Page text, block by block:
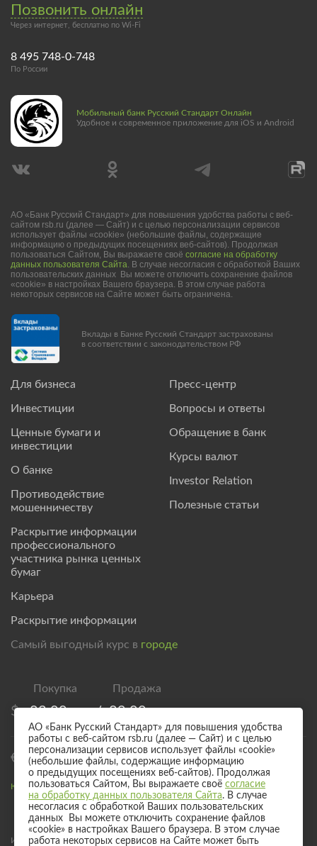
Позвонить онлайн
Через интернет, бесплатно по Wi-Fi
8 495 748-0-748
По России
Для бизнеса
Инвестиции
Ценные бумаги и
инвестиции
О банке
Противодействие
мошенничеству
Раскрытие информации
профессионального
участника рынка ценных
бумаг
Карьера
Раскрытие информации
Пресс-центр
Вопросы и ответы
Обращение в банк
Курсы валют
Investor Relation
Полезные статьи
Мобильный банк Русский Стандарт Онлайн
Удобное и современное приложение для iOS и Android
АО «Банк Русский Стандарт» для повышения удобства работы с веб-
сайтом rsb.ru (далее — Сайт) и с целью персонализации сервисов
использует файлы «cookie» (небольшие файлы, содержащие
информацию о предыдущих посещениях веб-сайтов). Продолжая
пользоваться Сайтом, Вы выражаете своё согласие на обработку
данных пользователя Сайта. В случае несогласия с обработкой Ваших
пользовательских данных Вы можете отключить сохранение файлов
«cookie» в настройках Вашего браузера. В этом случае работа
некоторых сервисов на Сайте может быть ограничена.
Вклады в Банке Русский Стандарт застрахованы
в соответствии с законодательством РФ
Самый выгодный курс в городе
$ 83,00 / 89,00
€ 95,00 / 101,00
Курс валют для безналичного обмена
Информация о процентных ставках по договорам банковского вклада
АО «Банк Русский Стандарт» для повышения удобства
работы с веб-сайтом rsb.ru (далее — Сайт) и с целью
персонализации сервисов использует файлы «cookie»
(небольшие файлы, содержащие информацию
о предыдущих посещениях веб-сайтов). Продолжая
пользоваться Сайтом, Вы выражаете своё согласие
на обработку данных пользователя Сайта. В случае
несогласия с обработкой Ваших пользовательских
данных Вы можете отключить сохранение файлов
«cookie» в настройках Вашего браузера. В этом случае
работа некоторых сервисов на Сайте может быть